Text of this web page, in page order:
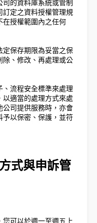
的資料庫系統或管制
訂定之資料授權管理規
在授權範圍內之任何
定保存期限為妥當之保
除、修改、再處理或公
流程安全標準來處理
適當的處理方式來處
公司提供服務時，亦會
予以保密、保護，並符
式與申訴管
可以於週一至週五上